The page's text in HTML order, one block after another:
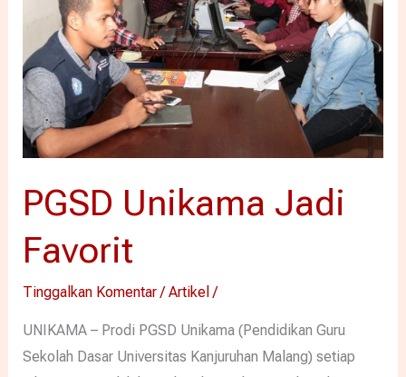
PGSD Unikama Jadi
Favorit
Tinggalkan Komentar /Artikel /
UNIKAMA – Prodi PGSD Unikama (Pendidikan Guru
Sekolah Dasar Universitas Kanjuruhan Malang) setiap
Favorit